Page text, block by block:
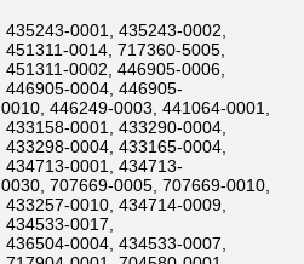
0001, 435243-0002,
0014, 717360-5005,
0002, 446905-0006,
0004, 446905-
446249-0003, 441064-0001,
0001, 433290-0004,
0004, 433165-0004,
0001, 434713-
707669-0005, 707669-0010,
0010, 434714-0009,
0017,
0004, 434533-0007,